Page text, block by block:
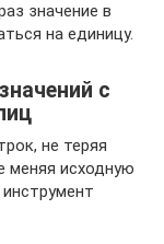
значение в
на единицу.
с
не теряя
меняя исходную